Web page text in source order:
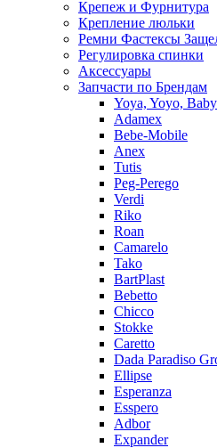
Крепеж и Фурнитура
Крепление люльки
Ремни Фастексы
Регулировка спинки
Аксессуары
Запчасти по Брендам
Yoya, Yoyo,
Adamex
Bebe-Mobile
Anex
Tutis
Peg-Perego
Verdi
Riko
Roan
Camarelo
Tako
BartPlast
Bebetto
Chicco
Stokke
Caretto
Dada Paradiso
Ellipse
Esperanza
Esspero
Adbor
Expander